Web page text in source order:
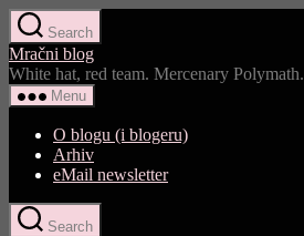
Skip
to
the
content
Search
Mračni blog
White hat, red team. Mercenary Polymath.
Menu
O blogu (i blogeru)
Arhiv
eMail newsletter
Search